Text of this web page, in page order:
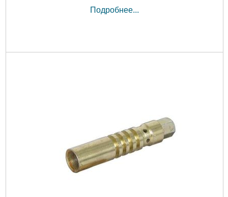
Подробнее...